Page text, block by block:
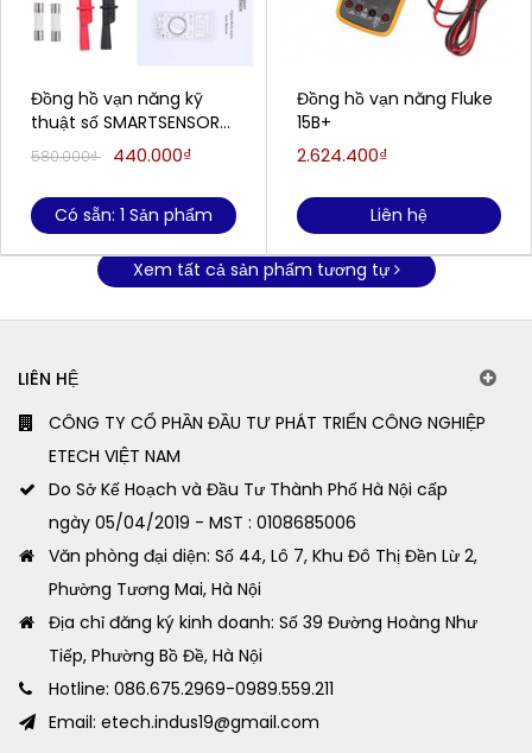
Đồng hồ vạn năng kỹ
thuật số SMARTSENSOR
ST890D
580.000₫ 440.000₫
Có sẵn: 1 Sản phẩm
Đồng hồ vạn năng Fluke
15B+
2.624.400₫
Liên hệ
Xem tất cả sản phẩm tương tự
LIÊN HỆ
CÔNG TY CỔ PHẦN ĐẦU TƯ PHÁT TRIỂN CÔNG NGHIỆP
ETECH VIỆT NAM
Do Sở Kế Hoạch và Đầu Tư Thành Phố Hà Nội cấp
ngày 05/04/2019 - MST : 0108685006
Văn phòng đại diện: Số 44, Lô 7, Khu Đô Thị Đền Lừ 2,
Phường Tương Mai, Hà Nội
Địa chỉ đăng ký kinh doanh: Số 39 Đường Hoàng Như
Tiếp, Phường Bồ Đề, Hà Nội
Hotline: 086.675.2969-0989.559.211
Email: etech.indus19@gmail.com